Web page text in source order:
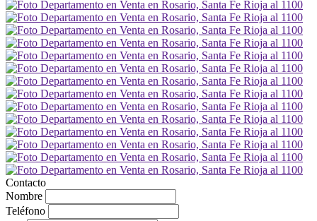
Contacto
Nombre
Teléfono